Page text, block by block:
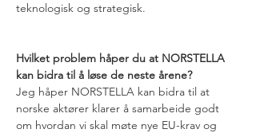
teknologisk og strategisk.
Hvilket problem håper du at NORSTELLA
kan bidra til å løse de neste årene?
Jeg håper NORSTELLA kan bidra til at
norske aktører klarer å samarbeide godt
om hvordan vi skal møte nye EU-krav og